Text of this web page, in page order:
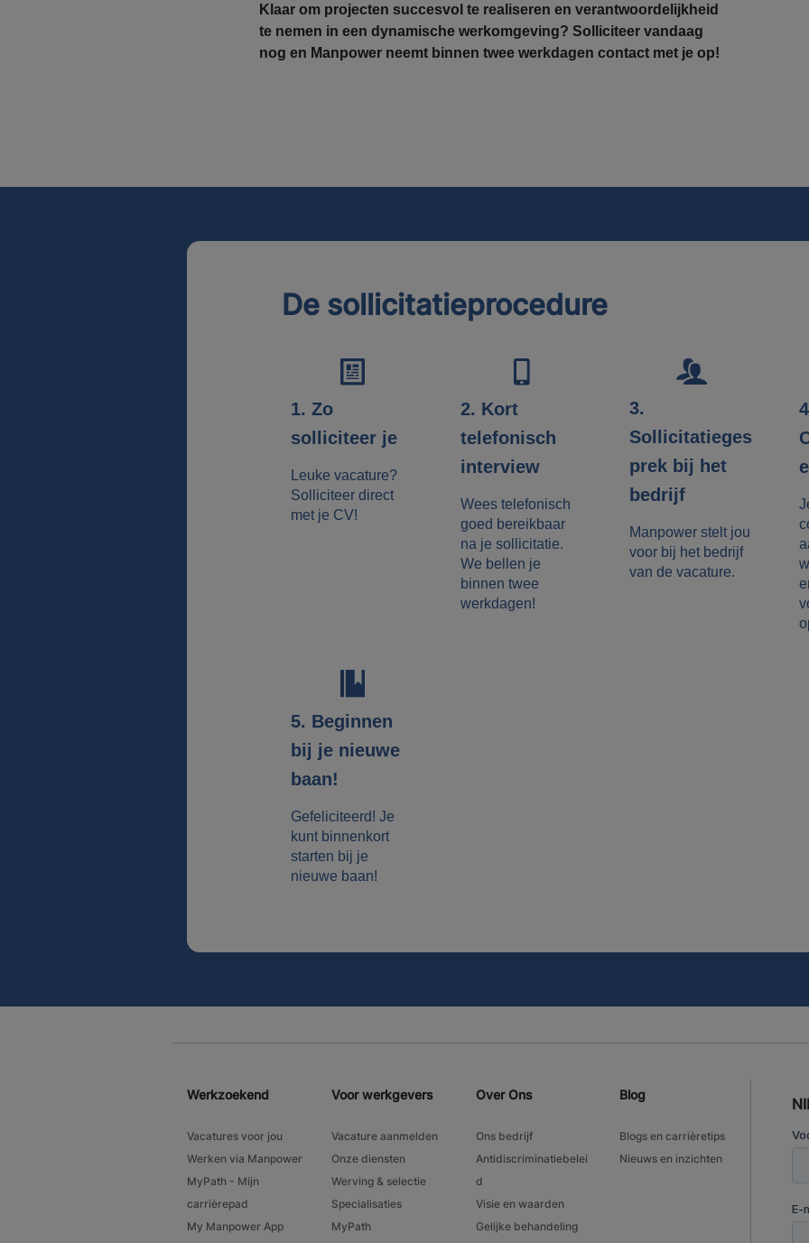
Klaar om projecten succesvol te realiseren en verantwoordelijkheid
te nemen in een dynamische werkomgeving? Solliciteer vandaag
nog en Manpower neemt binnen twee werkdagen contact met je op!
De sollicitatieprocedure
1. Zo
solliciteer je
Leuke vacature?
Solliciteer direct
met je CV!
2. Kort
telefonisch
interview
Wees telefonisch
goed bereikbaar
na je sollicitatie.
We bellen je
binnen twee
werkdagen!
3.
Sollicitatieges
prek bij het
bedrijf
Manpower stelt jou
voor bij het bedrijf
van de vacature.
5. Beginnen
bij je nieuwe
baan!
Gefeliciteerd! Je
kunt binnenkort
starten bij je
nieuwe baan!
Werkzoekend
Vacatures voor jou
Werken via Manpower
MyPath - Mijn
carrièrepad
My Manpower App
Voor werkgevers
Vacature aanmelden
Onze diensten
Werving & selectie
Specialisaties
MyPath
Over Ons
Ons bedrijf
Antidiscriminatiebelei
d
Visie en waarden
Gelijke behandeling
Blog
Blogs en carrièretips
Nieuws en inzichten